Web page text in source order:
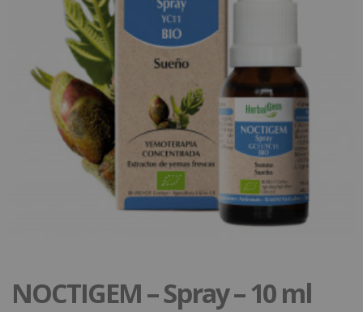
NOCTIGEM – Spray – 10 ml